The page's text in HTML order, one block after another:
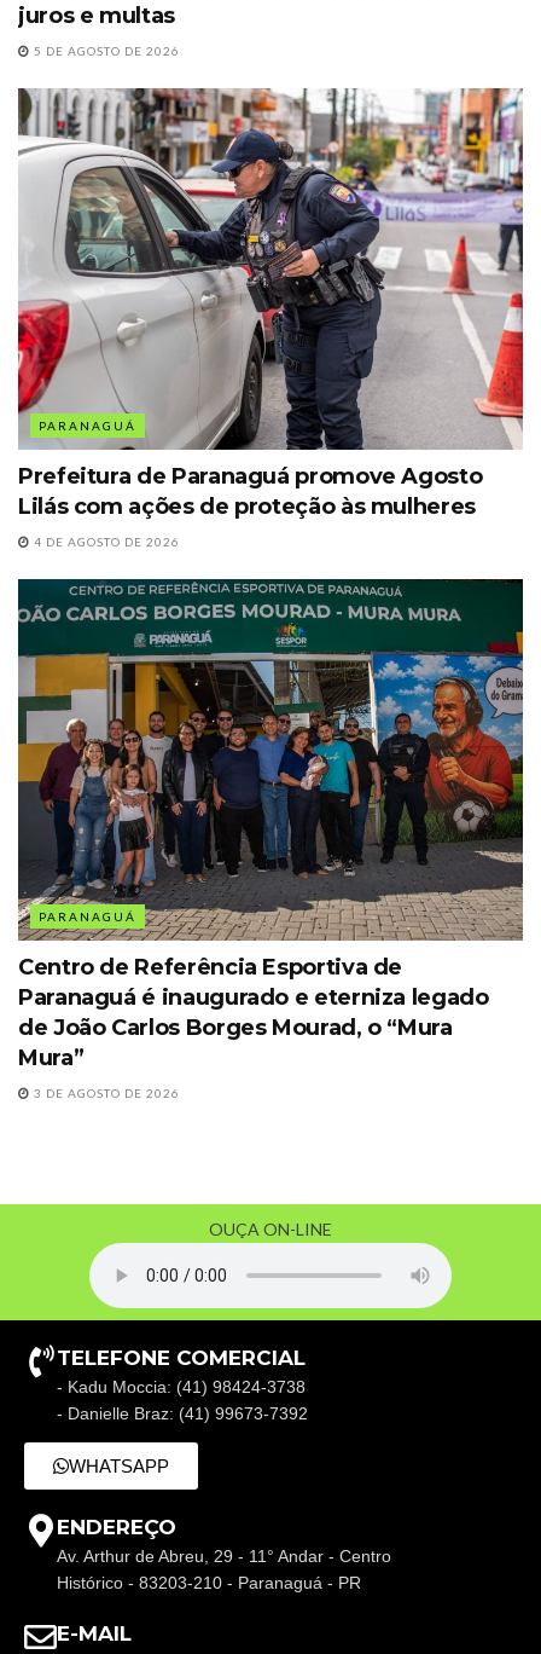
juros e multas
5 DE AGOSTO DE 2026
PARANAGUÁ
Prefeitura de Paranaguá promove Agosto
Lilás com ações de proteção às mulheres
4 DE AGOSTO DE 2026
PARANAGUÁ
Centro de Referência Esportiva de
Paranaguá é inaugurado e eterniza legado
de João Carlos Borges Mourad, o “Mura
Mura”
3 DE AGOSTO DE 2026
OUÇA ON-LINE
TELEFONE COMERCIAL
- Kadu Moccia: (41) 98424-3738
- Danielle Braz: (41) 99673-7392
WHATSAPP
ENDEREÇO
Av. Arthur de Abreu, 29 - 11° Andar - Centro
Histórico - 83203-210 - Paranaguá - PR
E-MAIL